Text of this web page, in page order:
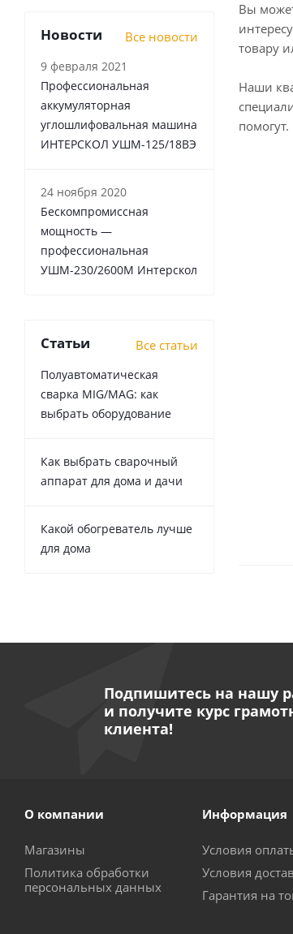
Вы
товару
Наши
помогут.
Новости Все новости
9 февраля 2021
Профессиональная
аккумуляторная
углошлифовальная машина
ИНТЕРСКОЛ УШМ-125/18ВЭ
24 ноября 2020
Бескомпромиссная
мощность —
профессиональная
УШМ-230/2600М Интерскол
Статьи Все статьи
Полуавтоматическая
сварка MIG/MAG: как
выбрать оборудование
Как выбрать сварочный
аппарат для дома и дачи
Какой обогреватель лучше
для дома
Подпишитесь на нашу
и получите курс
клиента!
О компании
Магазины
Политика обработки
персональных данных
Информация
Условия
Условия
Гарантия на